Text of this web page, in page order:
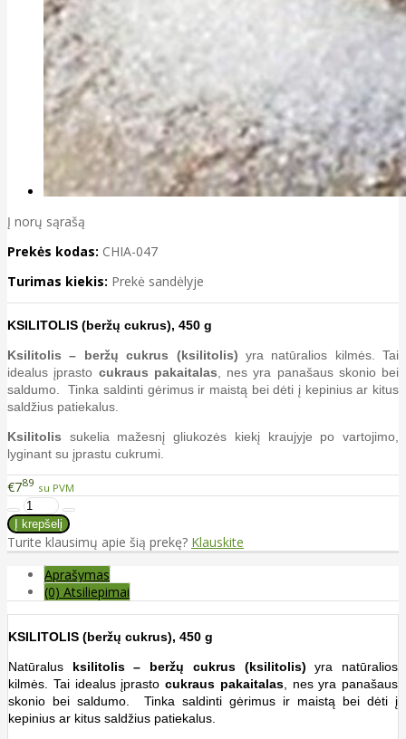
Į norų sąrašą
Prekės kodas: CHIA-047
Turimas kiekis: Prekė sandėlyje
KSILITOLIS (beržų cukrus), 450 g
Ksilitolis – beržų cukrus (ksilitolis) yra natūralios kilmės. Tai
idealus įprasto cukraus pakaitalas , nes yra panašaus skonio bei
saldumo. Tinka saldinti gėrimus ir maistą bei dėti į kepinius ar kitus
saldžius patiekalus.
Ksilitolis sukelia mažesnį gliukozės kiekį kraujyje po vartojimo,
lyginant su įprastu cukrumi.
€789 su PVM
Turite klausimų apie šią prekę? Klauskite
Aprašymas
(0) Atsiliepimai
KSILITOLIS (beržų cukrus), 450 g
Natūralus ksilitolis – beržų cukrus (ksilitolis) yra natūralios
kilmės. Tai idealus įprasto cukraus pakaitalas, nes yra panašaus
skonio bei saldumo. Tinka saldinti gėrimus ir maistą bei dėti į
kepinius ar kitus saldžius patiekalus.